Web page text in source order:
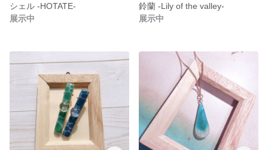
シェル -HOTATE-
展示中
鈴蘭 -Lily of the valley-
展示中